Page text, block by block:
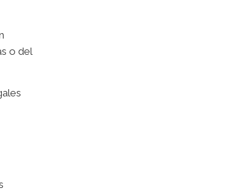
o del